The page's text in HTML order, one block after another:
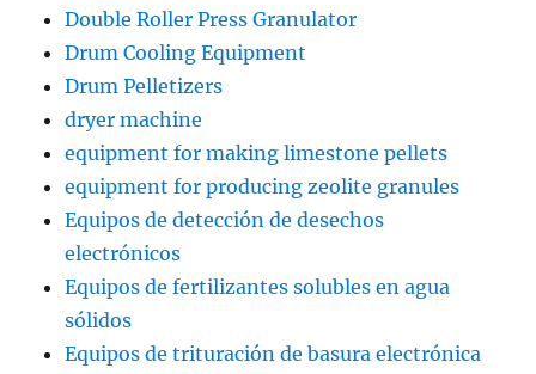
Double Roller Press Granulator
Drum Cooling Equipment
Drum Pelletizers
dryer machine
equipment for making limestone pellets
equipment for producing zeolite granules
Equipos de detección de desechos
electrónicos
Equipos de fertilizantes solubles en agua
sólidos
Equipos de trituración de basura electrónica